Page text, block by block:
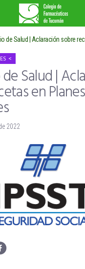
de Salud | Aclaración sobre
Salud |
en Planes
2022